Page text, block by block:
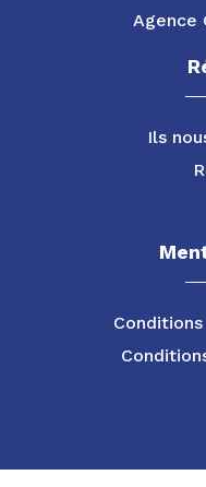
Agence
Ils